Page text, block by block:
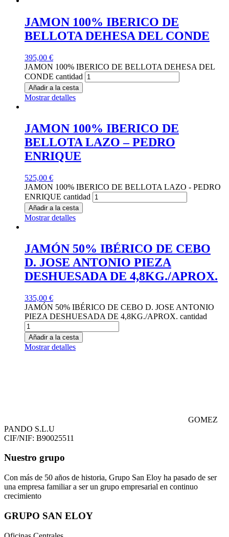
JAMON 100% IBERICO DE
BELLOTA DEHESA DEL CONDE
395,00 €
JAMON 100% IBERICO DE BELLOTA DEHESA DEL
CONDE cantidad
Añadir a la cesta
Mostrar detalles
JAMON 100% IBERICO DE
BELLOTA LAZO – PEDRO
ENRIQUE
525,00 €
JAMON 100% IBERICO DE BELLOTA LAZO - PEDRO
ENRIQUE cantidad
Añadir a la cesta
Mostrar detalles
JAMÓN 50% IBÉRICO DE CEBO
D. JOSE ANTONIO PIEZA
DESHUESADA DE 4,8KG./APROX.
335,00 €
JAMÓN 50% IBÉRICO DE CEBO D. JOSE ANTONIO
PIEZA DESHUESADA DE 4,8KG./APROX. cantidad
Añadir a la cesta
Mostrar detalles
GOMEZ
PANDO S.L.U
CIF/NIF: B90025511
Nuestro grupo
Con más de 50 años de historia, Grupo San Eloy ha pasado de ser
una empresa familiar a ser un grupo empresarial en continuo
crecimiento
GRUPO SAN ELOY